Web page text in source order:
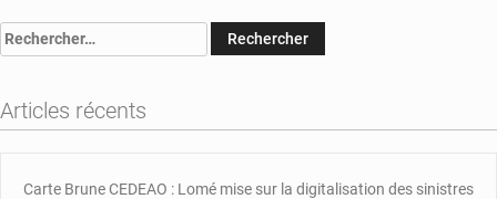
ses
et
sportives
masse
Rechercher :
Articles récents
Carte Brune CEDEAO : Lomé mise sur la digitalisation des sinistres